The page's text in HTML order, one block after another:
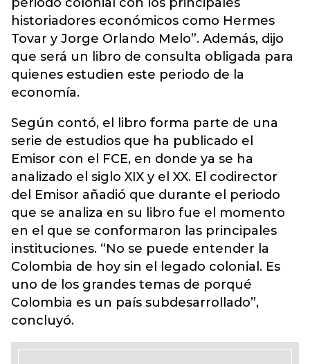
historiadores económicos como Hermes
Tovar y Jorge Orlando Melo”. Además, dijo
que será un libro de consulta obligada para
quienes estudien este periodo de la
economía.
Según contó, el libro forma parte de una
serie de estudios que ha publicado el
Emisor con el FCE, en donde ya se ha
analizado el siglo XIX y el XX. El codirector
del Emisor añadió que durante el periodo
que se analiza en su libro fue el momento
en el que se conformaron las principales
instituciones. “No se puede entender la
Colombia de hoy sin el legado colonial. Es
uno de los grandes temas de porqué
Colombia es un país subdesarrollado”,
concluyó.